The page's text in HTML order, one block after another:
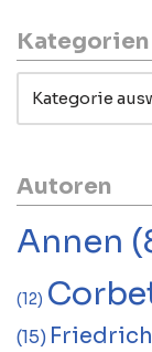
Kategorien
Autoren
Annen
(12)
(15) Friedrich